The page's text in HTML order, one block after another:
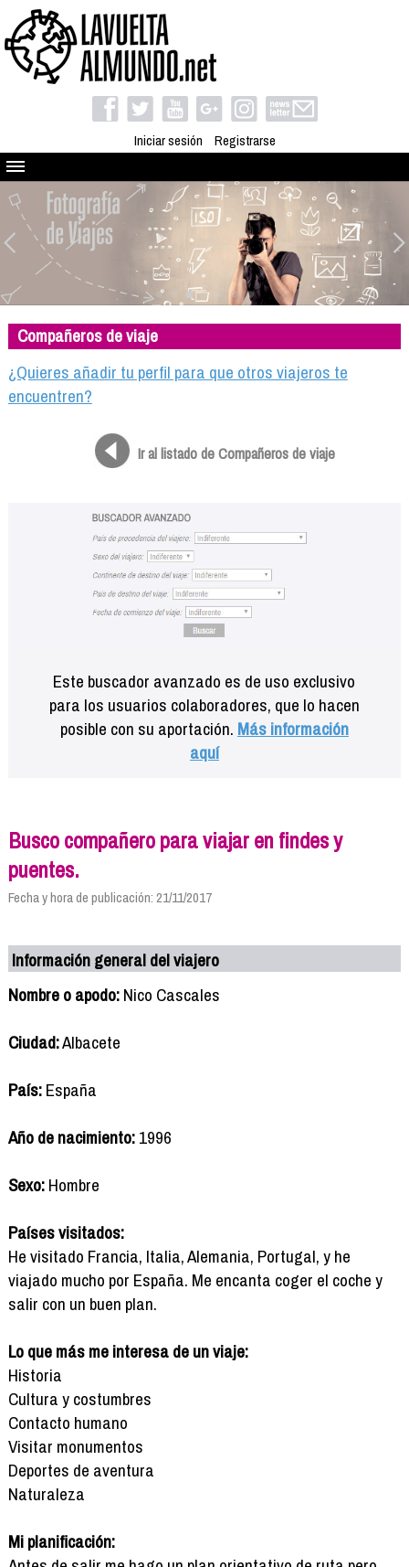
Iniciar sesión Registrarse
Quienes somos
El proyecto
Blog
Viaja con nosotros
Camino solidario
Libros
Compañeros de viaje
Compañeros de viaje
¿Quieres añadir tu perfil para que otros viajeros te
encuentren?
Ir al listado de Compañeros de viaje
Este buscador avanzado es de uso exclusivo
para los usuarios colaboradores, que lo hacen
posible con su aportación. Más información
aquí
Busco compañero para viajar en findes y
puentes.
Fecha y hora de publicación: 21/11/2017
Información general del viajero
Nombre o apodo:Nico Cascales
Ciudad:Albacete
País:España
Año de nacimiento:1996
Sexo:Hombre
Países visitados:
He visitado Francia, Italia, Alemania, Portugal, y he
viajado mucho por España. Me encanta coger el coche y
salir con un buen plan.
Lo que más me interesa de un viaje:
Historia
Cultura y costumbres
Contacto humano
Visitar monumentos
Deportes de aventura
Naturaleza
Mi planificación: